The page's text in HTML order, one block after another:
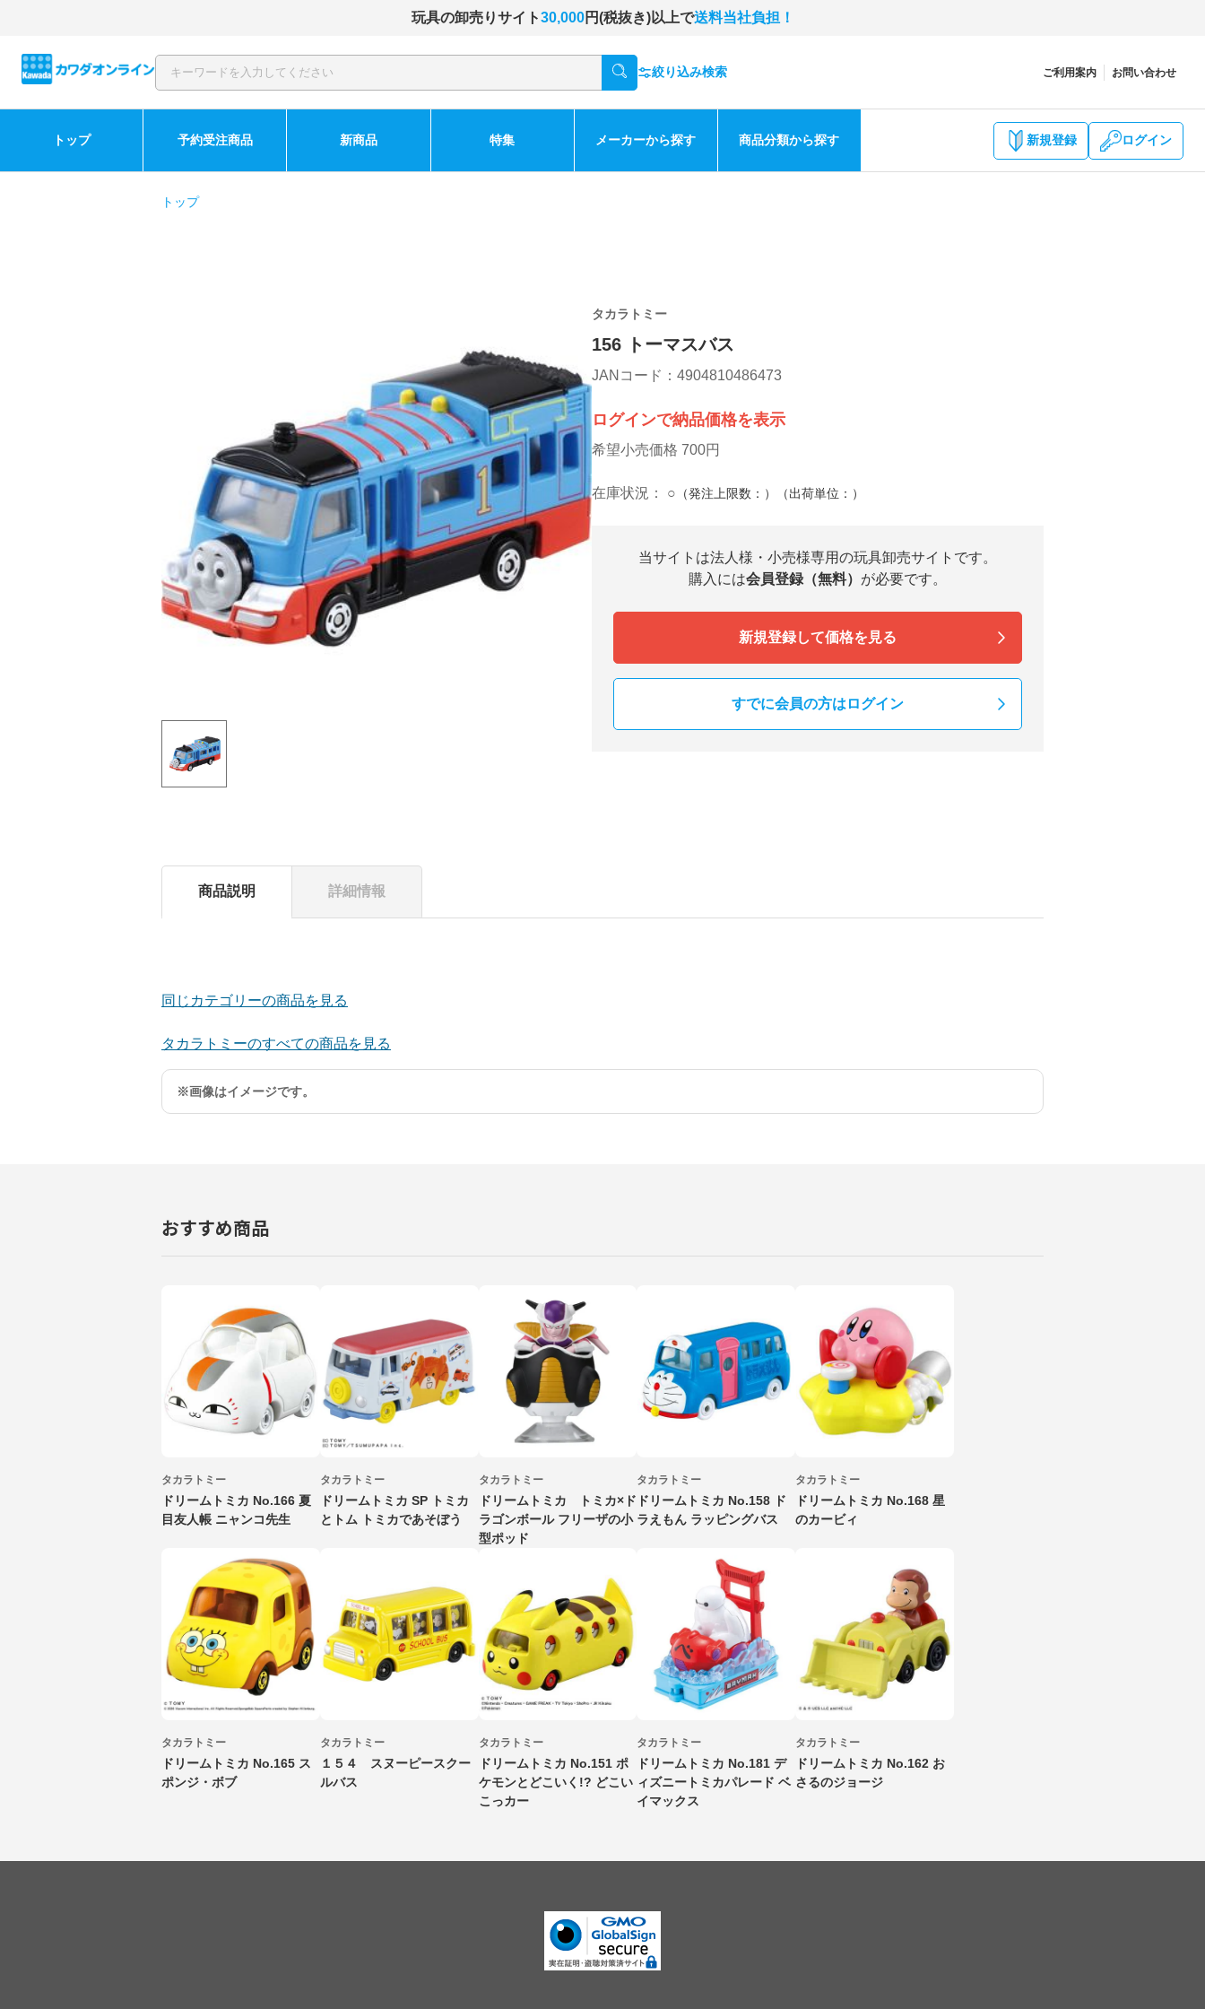
玩具の卸売りサイト30,000円(税抜き)以上で送料当社負担！
絞り込み検索 ご利用案内 お問い合わせ
トップ 予約受注商品 新商品 特集 メーカーから探す 商品分類から探す 新規登録 ログイン
トップ
タカラトミー
156 トーマスバス
JANコード：4904810486473
ログインで納品価格を表示
希望小売価格 700円
在庫状況： ○ （発注上限数：）（出荷単位：）
当サイトは法人様・小売様専用の玩具卸売サイトです。
購入には会員登録（無料） が必要です。
新規登録して価格を見る
すでに会員の方はログイン
商品説明 詳細情報
同じカテゴリーの商品を見る
タカラトミーのすべての商品を見る
※画像はイメージです。
おすすめ商品
タカラトミー
ドリームトミカ No.166 夏
目友人帳 ニャンコ先生
タカラトミー
ドリームトミカ SP トミカ
とトム トミカであそぼう
タカラトミー
ドリームトミカ トミカ×ド
ラゴンボール フリーザの小
型ポッド
タカラトミー
ドリームトミカ No.158 ド
ラえもん ラッピングバス
タカラトミー
ドリームトミカ No.168 星
のカービィ
タカラトミー
ドリームトミカ No.165 ス
ポンジ・ボブ
タカラトミー
１５４ スヌーピースクー
ルバス
タカラトミー
ドリームトミカ No.151 ポ
ケモンとどこいく!? どこい
こっカー
タカラトミー
ドリームトミカ No.181 デ
ィズニートミカパレード ベ
イマックス
タカラトミー
ドリームトミカ No.162 お
さるのジョージ